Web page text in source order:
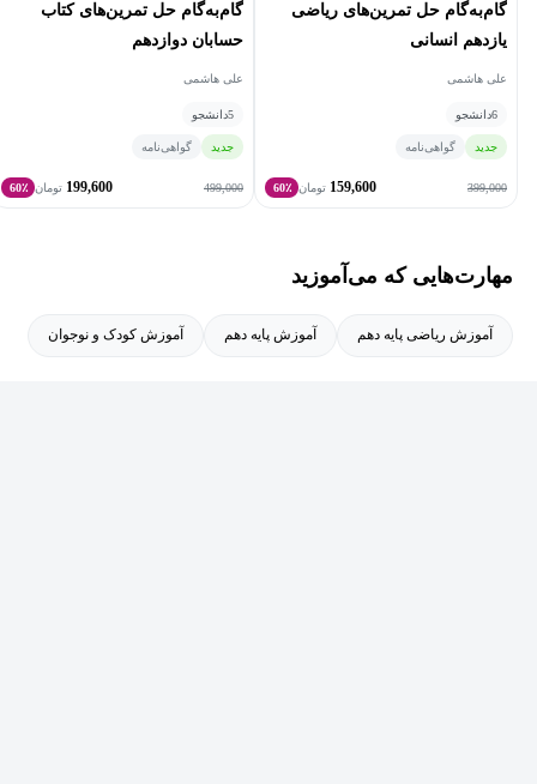
گام‌به‌گام حل تمرین‌های ریاضی
یازدهم انسانی
علی هاشمی
6دانشجو
جدید گواهی‌نامه
399,000
159,600 تومان 60٪
گام‌به‌گام حل تمرین‌های کتاب
حسابان دوازدهم
علی هاشمی
5دانشجو
جدید گواهی‌نامه
499,000
199,600 تومان 60٪
مهارت‌هایی که می‌آموزید
آموزش ریاضی پایه دهم آموزش پایه دهم آموزش کودک و نوجوان